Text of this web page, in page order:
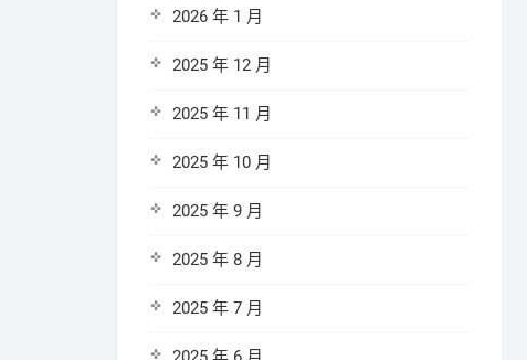
2026 年 1 月
2025 年 12 月
2025 年 11 月
2025 年 10 月
2025 年 9 月
2025 年 8 月
2025 年 7 月